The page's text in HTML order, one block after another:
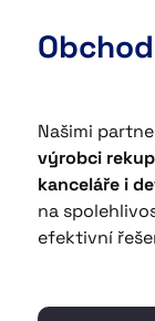
Našimi
výrobci
kanceláře i
na
efektivní